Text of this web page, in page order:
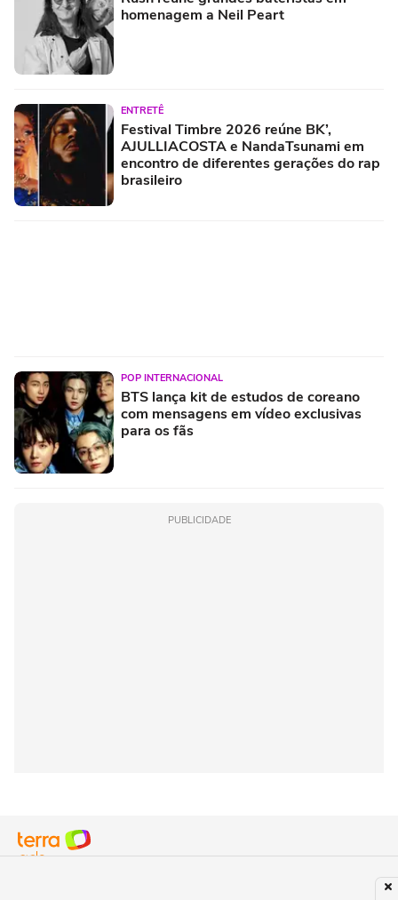
homenagem a Neil Peart
ENTRETÊ
Festival Timbre 2026 reúne BK’,
AJULLIACOSTA e NandaTsunami em
encontro de diferentes gerações do rap
brasileiro
POP INTERNACIONAL
BTS lança kit de estudos de coreano
com mensagens em vídeo exclusivas
para os fãs
PUBLICIDADE